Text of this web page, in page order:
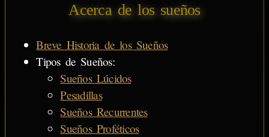
Acerca de los sueños
Breve Historia de los Sueños
Tipos de Sueños:
Sueños Lúcidos
Pesadillas
Sueños Recurrentes
Sueños Proféticos